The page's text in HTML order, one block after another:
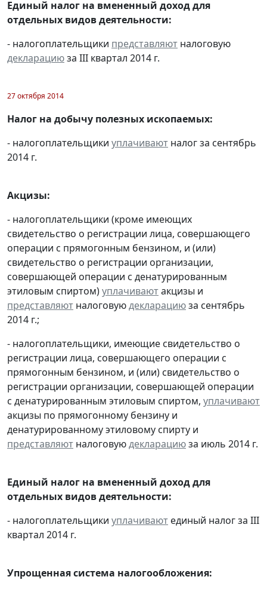
Единый налог на вмененный доход для
отдельных видов деятельности:
- налогоплательщики представляют налоговую
декларациюза III квартал 2014 г.
27 октября 2014
Налог на добычу полезных ископаемых:
- налогоплательщики уплачивают налог за сентябрь
2014 г.
Акцизы:
- налогоплательщики (кроме имеющих
свидетельство о регистрации лица, совершающего
операции с прямогонным бензином, и (или)
свидетельство о регистрации организации,
совершающей операции с денатурированным
этиловым спиртом)уплачиваютакцизы и
представляют налоговуюдекларациюза сентябрь
2014 г.;
- налогоплательщики, имеющие свидетельство о
регистрации лица, совершающего операции с
прямогонным бензином, и (или) свидетельство о
регистрации организации, совершающей операции
с денатурированным этиловым спиртом, уплачивают
акцизы по прямогонному бензину и
денатурированному этиловому спирту и
представляют налоговуюдекларациюза июль 2014 г.
Единый налог на вмененный доход для
отдельных видов деятельности:
- налогоплательщики уплачивают единый налог за III
квартал 2014 г.
Упрощенная система налогообложения: